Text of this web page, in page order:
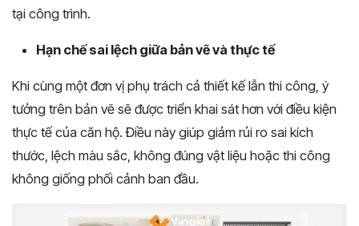
tại công trình.
Hạn chế sai lệch giữa bản vẽ và thực tế
Khi cùng một đơn vị phụ trách cả thiết kế lẫn thi công, ý
tưởng trên bản vẽ sẽ được triển khai sát hơn với điều kiện
thực tế của căn hộ. Điều này giúp giảm rủi ro sai kích
thước, lệch màu sắc, không đúng vật liệu hoặc thi công
không giống phối cảnh ban đầu.